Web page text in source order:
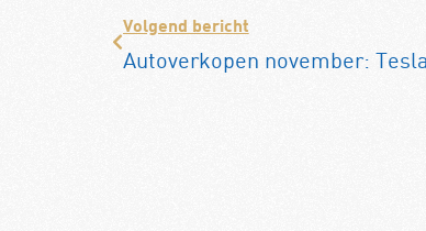
Volgend bericht